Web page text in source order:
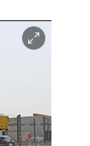
이
미